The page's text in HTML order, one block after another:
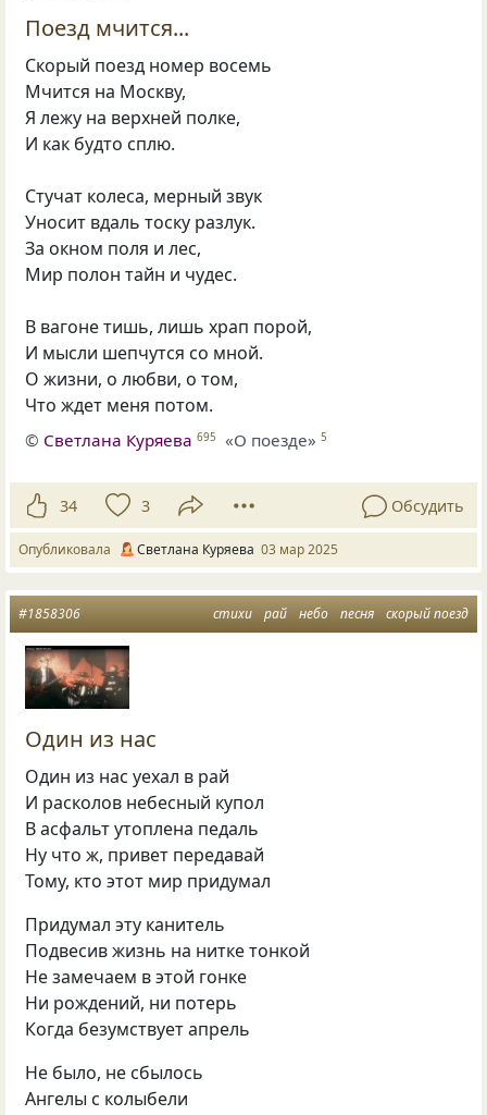
Поезд мчится...
Скорый поезд номер восемь
Мчится на Москву,
Я лежу на верхней полке,
И как будто сплю.
Стучат колеса, мерный звук
Уносит вдаль тоску разлук.
За окном поля и лес,
Мир полон тайн и чудес.
В вагоне тишь, лишь храп порой,
И мысли шепчутся со мной.
О жизни, о любви, о том,
Что ждет меня потом.
© Светлана Куряева 695 «О поезде» 5
34 3 Обсудить
Опубликовала Светлана Куряева 03 мар 2025
стихи рай небо песня скорый поезд
#1858306
Один из нас
Один из нас уехал в рай
И расколов небесный купол
В асфальт утоплена педаль
Ну что ж, привет передавай
Тому, кто этот мир придумал
Придумал эту канитель
Подвесив жизнь на нитке тонкой
Не замечаем в этой гонке
Ни рождений, ни потерь
Когда безумствует апрель
Не было, не сбылось
Ангелы с колыбели